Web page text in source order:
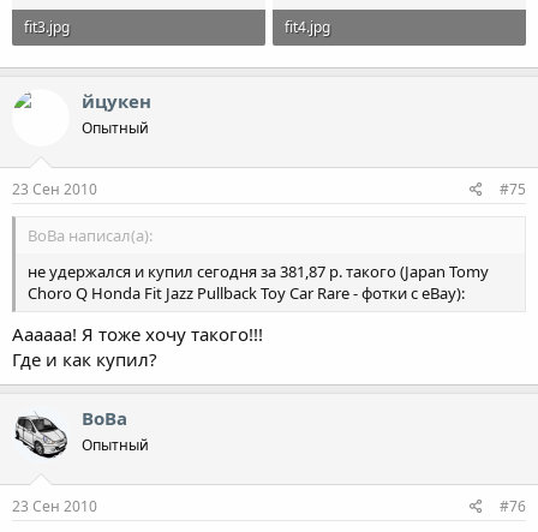
fit3.jpg
33.5 KB · Просмотры: 1,912
fit4.jpg
42.8 KB · Просмотры: 1,896
йцукен
Опытный
23 Сен 2010 #75
ВоВа написал(а):
не удержался и купил сегодня за 381,87 р. такого (Japan Tomy
Choro Q Honda Fit Jazz Pullback Toy Car Rare - фотки с eBay):
Аааааа! Я тоже хочу такого!!!
Где и как купил?
ВоВа
Опытный
23 Сен 2010 #76